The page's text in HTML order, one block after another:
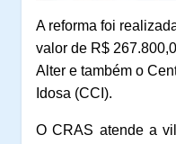
A reforma foi
valor de R$
Alter e também o
Idosa (CCI).
O CRAS atende a